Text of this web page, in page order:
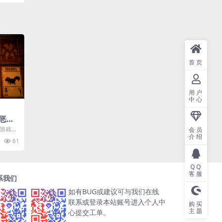
冥
1日
戏发
刻》
61
我们
如有BUG或建议可与我们在线
联系或登录本站账号进入个人中
心提交工单。
首页
用户
中心
会员
介绍
QQ
客服
购买
主题